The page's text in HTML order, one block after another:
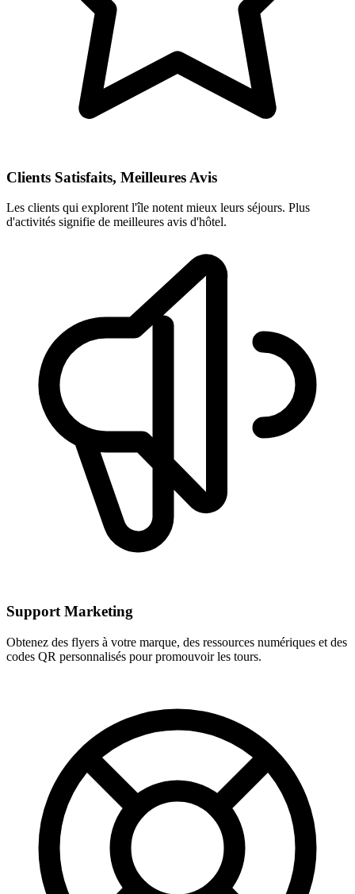
Clients Satisfaits, Meilleures Avis
Les clients qui explorent l'île notent mieux leurs séjours. Plus
d'activités signifie de meilleures avis d'hôtel.
Support Marketing
Obtenez des flyers à votre marque, des ressources numériques et des
codes QR personnalisés pour promouvoir les tours.